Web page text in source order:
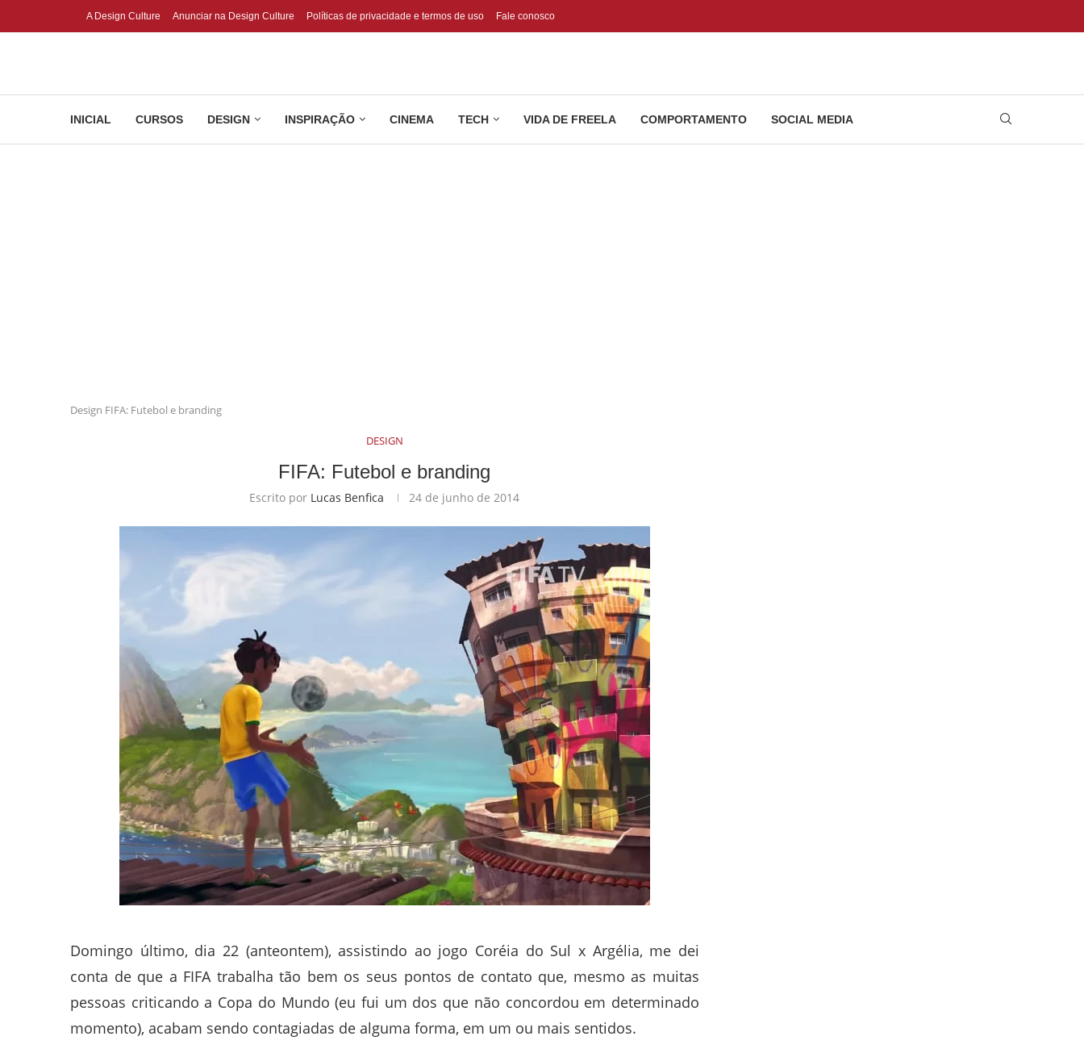
A Design Culture Anunciar na Design Culture Políticas de privacidade e termos de uso Fale conosco
INICIAL CURSOS DESIGN INSPIRAÇÃO CINEMA TECH VIDA DE FREELA COMPORTAMENTO SOCIAL MEDIA
Design FIFA: Futebol e branding
DESIGN
FIFA: Futebol e branding
Escrito por Lucas Benfica 24 de junho de 2014
Domingo último, dia 22 (anteontem), assistindo ao jogo Coréia do Sul x Argélia, me dei
conta de que a FIFA trabalha tão bem os seus pontos de contato que, mesmo as muitas
pessoas criticando a Copa do Mundo (eu fui um dos que não concordou em determinado
momento), acabam sendo contagiadas de alguma forma, em um ou mais sentidos.